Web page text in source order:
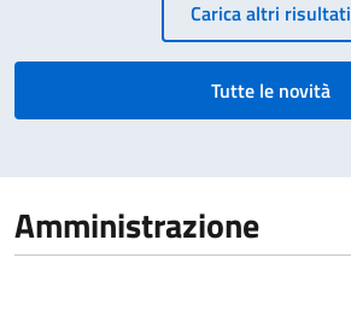
Carica altri risultati
Tutte le novità
Amministrazione